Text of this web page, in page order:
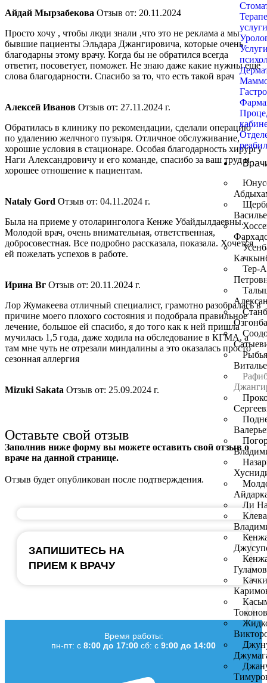
услуги
Тер-
Ли
​Айдай Мырзабекова Отзыв от: 20.11.2024
Просто хочу , чтобы люди знали ,что это не реклама а мы
бывшие пациенты Эльдара Джангировича, которые очень
благодарны этому врачу. Когда бы не обратился всегда
ответит, посоветует, поможет. Не знаю даже какие нужны ещё
слова благодарности. Спасибо за то, что есть такой врач
​Алексей Иванов Отзыв от: 27.11.2024 г.
Обратилась в клинику по рекомендации, сделали операцию
по удалению желчного пузыря. Отличное обслуживание,
хорошие условия в стационаре. Особая благодарность хирургу
Наги Александровичу и его команде, спасибо за ваш труд и
хорошее отношение к пациентам.
​Nataly Gord Отзыв от: 04.11.2024 г.
Была на приеме у отоларинголога Кенже Убайдылдаевны.
Молодой врач, очень внимательная, ответственная,
добросовестная. Все подробно рассказала, показала. Хочется
ей пожелать успехов в работе.
Ирина Вг Отзыв от: 20.11.2024 г.
Лор Жумакеева отличный специалист, грамотно разобралась в
причине моего плохого состояния и подобрала правильное
лечение, большое ей спасибо, я до того как к ней пришла
мучилась 1,5 года, даже ходила на обследование в КГМА, а
там мне чуть не отрезали миндалины а это оказалась просто
сезонная аллергия
Mizuki Sakata Отзыв от: 25.09.2024 г.
Оставьте свой отзыв
Заполнив ниже форму вы можете оставить свой отзыв о
враче на данной странице.
Отзыв будет опубликован после подтверждения.
ЗАПИШИТЕСЬ НА
ПРИЕМ К ВРАЧУ
Время работы:
пн-пт: с 8:00 до 17:00 сб: с 9:00 до 14:00